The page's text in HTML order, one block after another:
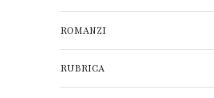
ROMANZI
RUBRICA